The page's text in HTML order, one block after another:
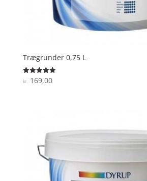
Trægrunder 0,75 L
Vurderet
5
kr.169,00